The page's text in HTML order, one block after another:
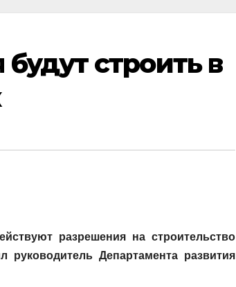
строить в
разрешения на строительство
Департамента развития